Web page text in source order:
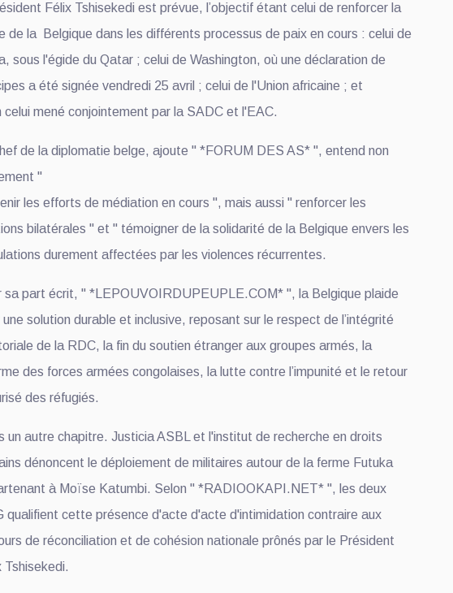
Félix Tshisekedi est prévue, l’objectif étant celui de renforcer la
de la Belgique dans les différents processus de paix en cours : celui de
sous l'égide du Qatar ; celui de Washington, où une déclaration de
a été signée vendredi 25 avril ; celui de l'Union africaine ; et
celui mené conjointement par la SADC et l'EAC.
de la diplomatie belge, ajoute " *FORUM DES AS* ", entend non
"
les efforts de médiation en cours ", mais aussi " renforcer les
bilatérales " et " témoigner de la solidarité de la Belgique envers les
durement affectées par les violences récurrentes.
sa part écrit, " *LEPOUVOIRDUPEUPLE.COM* ", la Belgique plaide
une solution durable et inclusive, reposant sur le respect de l’intégrité
de la RDC, la fin du soutien étranger aux groupes armés, la
des forces armées congolaises, la lutte contre l’impunité et le retour
des réfugiés.
un autre chapitre. Justicia ASBL et l'institut de recherche en droits
dénoncent le déploiement de militaires autour de la ferme Futuka
à Moïse Katumbi. Selon " *RADIOOKAPI.NET* ", les deux
qualifient cette présence d'acte d'acte d'intimidation contraire aux
de réconciliation et de cohésion nationale prônés par le Président
Tshisekedi.